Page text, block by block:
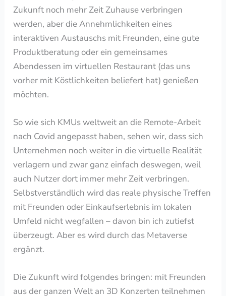
Zukunft noch mehr Zeit Zuhause verbringen
werden, aber die Annehmlichkeiten eines
interaktiven Austauschs mit Freunden, eine gute
Produktberatung oder ein gemeinsames
Abendessen im virtuellen Restaurant (das uns
vorher mit Köstlichkeiten beliefert hat) genießen
möchten.
So wie sich KMUs weltweit an die Remote-Arbeit
nach Covid angepasst haben, sehen wir, dass sich
Unternehmen noch weiter in die virtuelle Realität
verlagern und zwar ganz einfach deswegen, weil
auch Nutzer dort immer mehr Zeit verbringen.
Selbstverständlich wird das reale physische Treffen
mit Freunden oder Einkaufserlebnis im lokalen
Umfeld nicht wegfallen – davon bin ich zutiefst
überzeugt. Aber es wird durch das Metaverse
ergänzt.
Die Zukunft wird folgendes bringen: mit Freunden
aus der ganzen Welt an 3D Konzerten teilnehmen